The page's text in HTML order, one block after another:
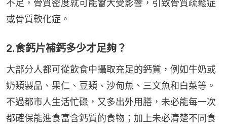
不足，骨質密度就可能會大受影響，引致骨質疏鬆症
或骨質軟化症。
2.食鈣片補鈣多少才足夠？
大部分人都可從飲食中攝取充足的鈣質，例如牛奶或
奶類製品、果仁、豆類、沙甸魚、三文魚和白菜等。
不過都市人生活忙碌，又多出外用膳，未必能每一次
都確保能進食富含鈣質的食物；加上未必清楚不同食